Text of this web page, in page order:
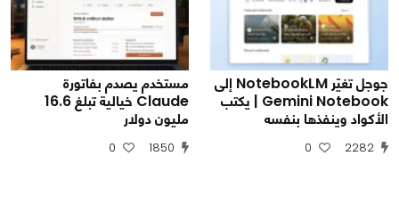
جوجل تغيّر NotebookLM إلى
Gemini Notebook | يكتب
الأكواد وينفذها بنفسه
2282
0
مستخدم يصدم بفاتورة
Claude خيالية تبلغ 16.6
مليون دولار
1850
0